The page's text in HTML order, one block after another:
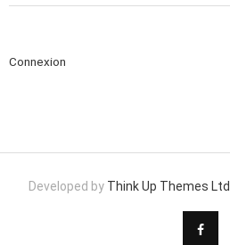
Connexion
Developed by Think Up Themes Ltd